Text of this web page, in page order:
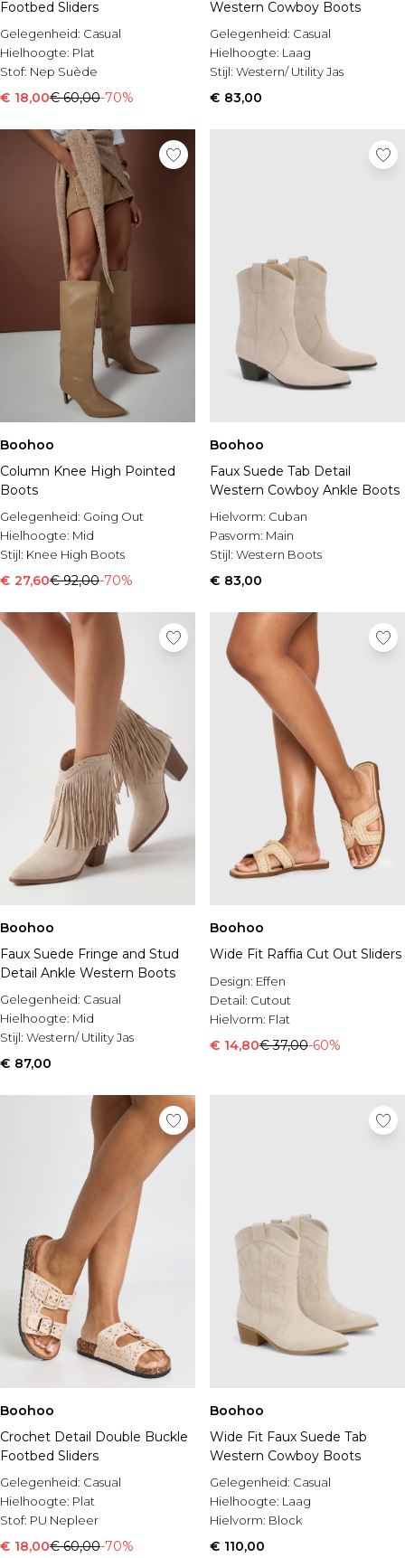
Footbed Sliders
Gelegenheid: Casual
Hielhoogte: Plat
Stof: Nep Suède
€ 18,00€ 60,00-70%
Western Cowboy Boots
Gelegenheid: Casual
Hielhoogte: Laag
Stijl: Western/ Utility Jas
€ 83,00
Boohoo
Column Knee High Pointed
Boots
Gelegenheid: Going Out
Hielhoogte: Mid
Stijl: Knee High Boots
€ 27,60€ 92,00-70%
Boohoo
Faux Suede Tab Detail
Western Cowboy Ankle Boots
Hielvorm: Cuban
Pasvorm: Main
Stijl: Western Boots
€ 83,00
Boohoo
Faux Suede Fringe and Stud
Detail Ankle Western Boots
Gelegenheid: Casual
Hielhoogte: Mid
Stijl: Western/ Utility Jas
€ 87,00
Boohoo
Wide Fit Raffia Cut Out Sliders
Design: Effen
Detail: Cutout
Hielvorm: Flat
€ 14,80€ 37,00-60%
Boohoo
Crochet Detail Double Buckle
Footbed Sliders
Gelegenheid: Casual
Hielhoogte: Plat
Stof: PU Nepleer
€ 18,00€ 60,00-70%
Boohoo
Wide Fit Faux Suede Tab
Western Cowboy Boots
Gelegenheid: Casual
Hielhoogte: Laag
Hielvorm: Block
€ 110,00